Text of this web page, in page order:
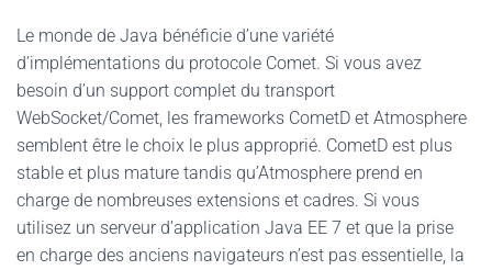
Le monde de Java bénéficie d’une variété
d’implémentations du protocole Сomet. Si vous avez
besoin d’un support complet du transport
WebSocket/Comet, les frameworks CometD et Atmosphere
semblent être le choix le plus approprié. CometD est plus
stable et plus mature tandis qu’Atmosphere prend en
charge de nombreuses extensions et cadres. Si vous
utilisez un serveur d’application Java EE 7 et que la prise
en charge des anciens navigateurs n’est pas essentielle, la